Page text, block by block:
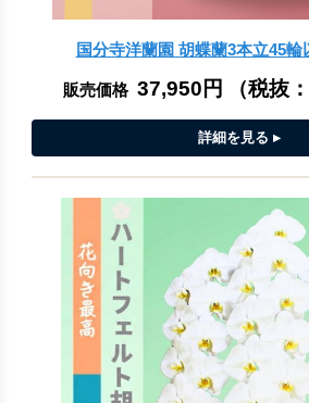
国分寺洋蘭園 胡蝶蘭3本立45輪
販売価格 37,950円 （税抜：